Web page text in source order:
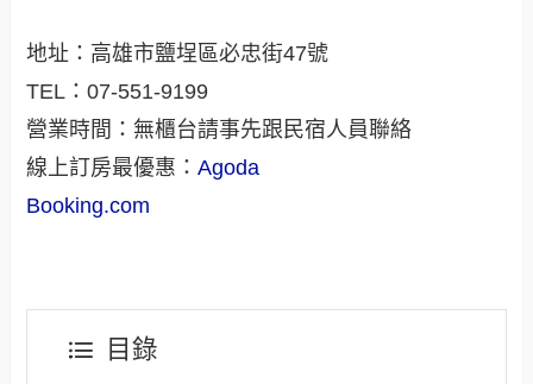
地址：高雄市鹽埕區必忠街47號
TEL：07-551-9199
營業時間：無櫃台請事先跟民宿人員聯絡
線上訂房最優惠：Agoda
Booking.com
目錄